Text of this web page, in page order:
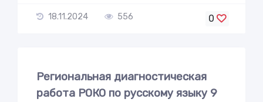
18.11.2024 556 0
Региональная диагностическая
работа РОКО по русскому языку 9